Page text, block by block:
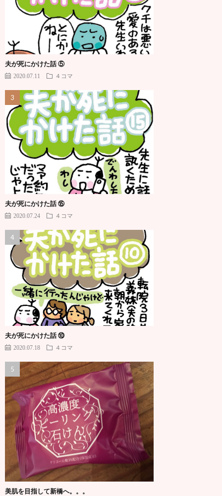
夫が死にかけた話 ⑤
2020.07.11 ４コマ
夫が死にかけた話 ⑮
2020.07.24 ４コマ
夫が死にかけた話 ⑩
2020.07.18 ４コマ
美肌を目指して新橋へ。。。